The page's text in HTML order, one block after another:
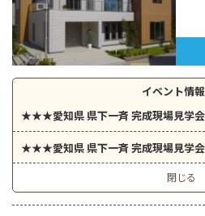
イベント情報
閉じる